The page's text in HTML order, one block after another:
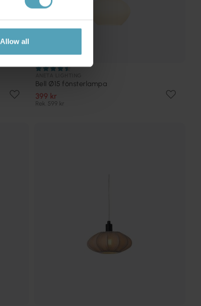
Allow all
Bell Ø15 fönsterlampa
399 kr
Rek. 599 kr